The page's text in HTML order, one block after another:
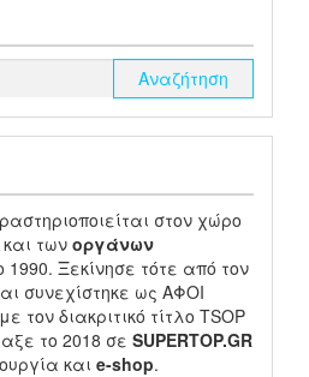
στον χώρο
και των οργάνων
1990. Ξεκίνησε τότε από τον
συνεχίστηκε ως ΑΦΟΙ
τον διακριτικό τίτλο TSOP
το 2018 σε SUPERTOP.GR
και e-shop.